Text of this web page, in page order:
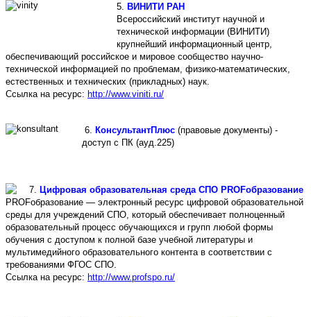
5. ВИНИТИ РАН
Всероссийский институт научной и
технической информации (ВИНИТИ)
крупнейший информационный центр,
обеспечивающий российское и мировое сообщество научно-
технической информацией по проблемам, физико-математических,
естественных и технических (прикладных) наук.
Ссылка на ресурс: http://www.viniti.ru/
6. КонсультантПлюс (правовые документы) -
доступ с ПК (ауд.225)
7. Цифровая образовательная среда СПО PROFобразование
PROFобразование — электронный ресурс цифровой образовательной
среды для учреждений СПО, который обеспечивает полноценный
образовательный процесс обучающихся и групп любой формы
обучения с доступом к полной базе учебной литературы и
мультимедийного образовательного контента в соответствии с
требованиями ФГОС СПО.
Ссылка на ресурс: http://www.profspo.ru/